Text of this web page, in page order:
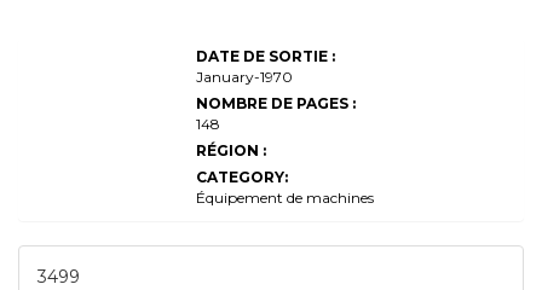
application
public, automobile,
DATE ​​DE SORTIE :
January-1970
NOMBRE DE PAGES :
148
RÉGION :
CATEGORY:
Équipement de machines
3499